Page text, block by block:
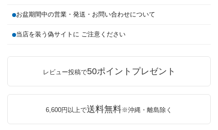
お盆期間中の営業・発送・お問い合わせについて
当店を装う偽サイトに ご注意ください
レビュー投稿で50ポイントプレゼント
6,600円以上で送料無料※沖縄・離島除く